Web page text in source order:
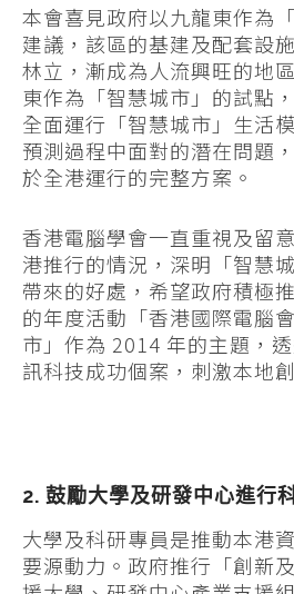
本會喜見政府以九龍東作為
建議，該區的基建及配套設
林立，漸成為人流興旺的地
東作為「智慧城市」的試點
全面運行「智慧城市」生活
預測過程中面對的潛在問題
於全港運行的完整方案。
香港電腦學會一直重視及留
港推行的情況，深明「智慧
帶來的好處，希望政府積極
的年度活動「香港國際電腦
市」作為 2014 年的主題，
訊科技成功個案，刺激本地
2. 鼓勵大學及研發中心進行
大學及科研專員是推動本港
要源動力。政府推行「創新